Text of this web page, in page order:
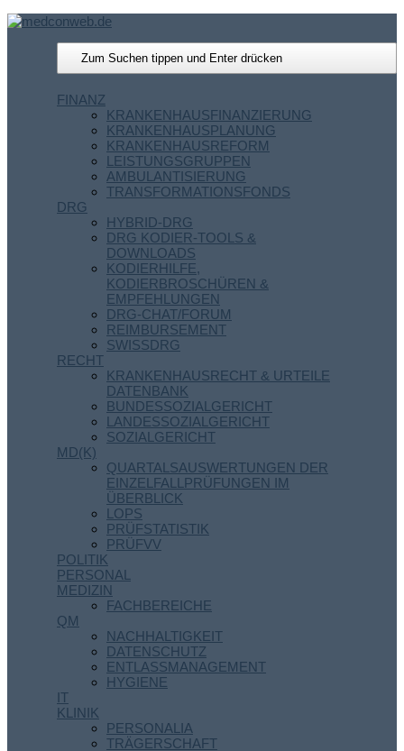
FINANZ
KRANKENHAUSFINANZIERUNG
KRANKENHAUSPLANUNG
KRANKENHAUSREFORM
LEISTUNGSGRUPPEN
AMBULANTISIERUNG
TRANSFORMATIONSFONDS
DRG
HYBRID-DRG
DRG KODIER-TOOLS &
DOWNLOADS
KODIERHILFE,
KODIERBROSCHÜREN &
EMPFEHLUNGEN
DRG-CHAT/FORUM
REIMBURSEMENT
SWISSDRG
RECHT
KRANKENHAUSRECHT & URTEILE
DATENBANK
BUNDESSOZIALGERICHT
LANDESSOZIALGERICHT
SOZIALGERICHT
MD(K)
QUARTALSAUSWERTUNGEN DER
EINZELFALLPRÜFUNGEN IM
ÜBERBLICK
LOPS
PRÜFSTATISTIK
PRÜFVV
POLITIK
PERSONAL
MEDIZIN
FACHBEREICHE
QM
NACHHALTIGKEIT
DATENSCHUTZ
ENTLASSMANAGEMENT
HYGIENE
IT
KLINIK
PERSONALIA
TRÄGERSCHAFT